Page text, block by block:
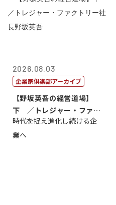
2026.08.03
企業家倶楽部アーカイブ
【野坂英吾の経営道場】
下 ／トレジャー・ファク
トリー社長野坂...
時代を捉え進化し続ける企
業へ